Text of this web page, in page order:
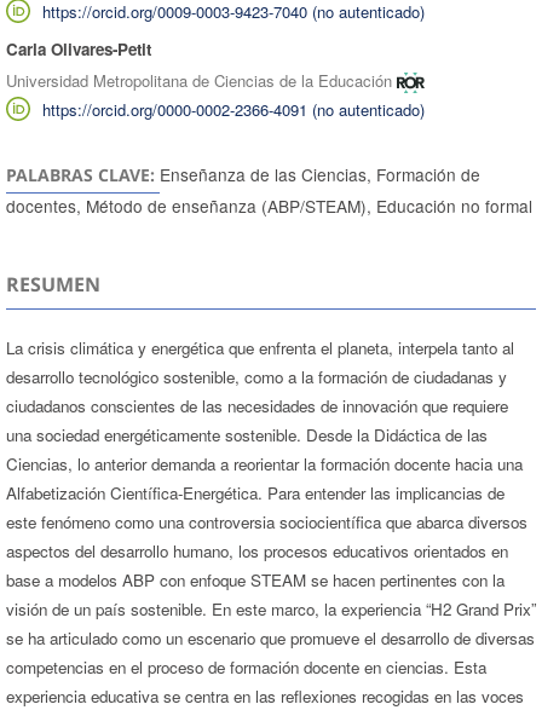
https://orcid.org/0009-0003-9423-7040 (no autenticado)
Carla Olivares-Petit
Universidad Metropolitana de Ciencias de la Educación
https://orcid.org/0000-0002-2366-4091 (no autenticado)
PALABRAS CLAVE: Enseñanza de las Ciencias, Formación de
docentes, Método de enseñanza (ABP/STEAM), Educación no formal
RESUMEN
La crisis climática y energética que enfrenta el planeta, interpela tanto al
desarrollo tecnológico sostenible, como a la formación de ciudadanas y
ciudadanos conscientes de las necesidades de innovación que requiere
una sociedad energéticamente sostenible. Desde la Didáctica de las
Ciencias, lo anterior demanda a reorientar la formación docente hacia una
Alfabetización Científica-Energética. Para entender las implicancias de
este fenómeno como una controversia sociocientífica que abarca diversos
aspectos del desarrollo humano, los procesos educativos orientados en
base a modelos ABP con enfoque STEAM se hacen pertinentes con la
visión de un país sostenible. En este marco, la experiencia “H2 Grand Prix”
se ha articulado como un escenario que promueve el desarrollo de diversas
competencias en el proceso de formación docente en ciencias. Esta
experiencia educativa se centra en las reflexiones recogidas en las voces